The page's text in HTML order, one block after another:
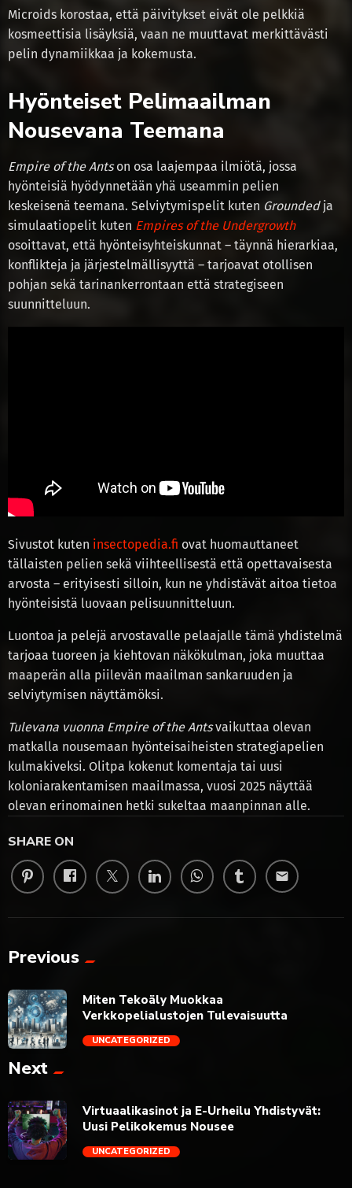
Microids korostaa, että päivitykset eivät ole pelkkiä
kosmeettisia lisäyksiä, vaan ne muuttavat merkittävästi
pelin dynamiikkaa ja kokemusta.
Hyönteiset Pelimaailman
Nousevana Teemana
Empire of the Antson osa laajempaa ilmiötä, jossa
hyönteisiä hyödynnetään yhä useammin pelien
keskeisenä teemana. Selviytymispelit kuten Groundedja
simulaatiopelit kuten Empires of the Undergrowth
osoittavat, että hyönteisyhteiskunnat – täynnä hierarkiaa,
konflikteja ja järjestelmällisyyttä – tarjoavat otollisen
pohjan sekä tarinankerrontaan että strategiseen
suunnitteluun.
Sivustot kuten insectopedia.fi ovat huomauttaneet
tällaisten pelien sekä viihteellisestä että opettavaisesta
arvosta – erityisesti silloin, kun ne yhdistävät aitoa tietoa
hyönteisistä luovaan pelisuunnitteluun.
Luontoa ja pelejä arvostavalle pelaajalle tämä yhdistelmä
tarjoaa tuoreen ja kiehtovan näkökulman, joka muuttaa
maaperän alla piilevän maailman sankaruuden ja
selviytymisen näyttämöksi.
Tulevana vuonna Empire of the Antsvaikuttaa olevan
matkalla nousemaan hyönteisaiheisten strategiapelien
kulmakiveksi. Olitpa kokenut komentaja tai uusi
koloniarakentamisen maailmassa, vuosi 2025 näyttää
olevan erinomainen hetki sukeltaa maanpinnan alle.
SHARE ON
email
Previous
trending_flat
Miten Tekoäly Muokkaa
Verkkopelialustojen Tulevaisuutta
UNCATEGORIZED
Next
Virtuaalikasinot ja E-Urheilu Yhdistyvät:
Uusi Pelikokemus Nousee
UNCATEGORIZED